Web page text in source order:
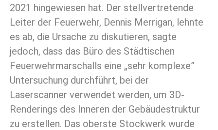
2021 hingewiesen hat. Der stellvertretende
Leiter der Feuerwehr, Dennis Merrigan, lehnte
es ab, die Ursache zu diskutieren, sagte
jedoch, dass das Büro des Städtischen
Feuerwehrmarschalls eine „sehr komplexe”
Untersuchung durchführt, bei der
Laserscanner verwendet werden, um 3D-
Renderings des Inneren der Gebäudestruktur
zu erstellen. Das oberste Stockwerk wurde